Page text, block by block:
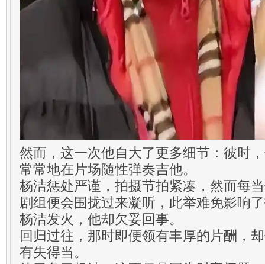
然而，这一次他自大了更多细节：彼时
常常地在片场随性弹奏吉他。
杨洁惩处严谨，拍摄节拍紧凑，然而每
剧组便会围拢过来凝听，此举难免影响
杨洁发火，他却欠妥回事。
回归过往，那时即便领有丰厚的片酬，
有失得当。